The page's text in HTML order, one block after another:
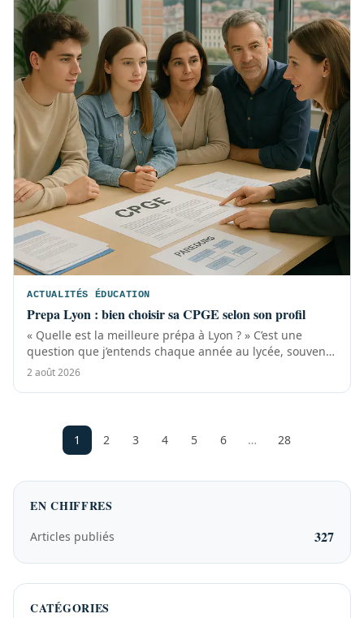
ACTUALITÉS ÉDUCATION
Prepa Lyon : bien choisir sa CPGE selon son profil
« Quelle est la meilleure prépa à Lyon ? » C’est une
question que j’entends chaque année au lycée, souvent
dès la première. En réalité, la...
2 août 2026
1 2 3 4 5 6 … 28
EN CHIFFRES
Articles publiés 327
CATÉGORIES